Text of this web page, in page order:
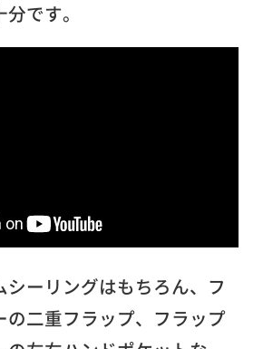
です。
ーリングはもちろん、フ
の二重フラップ、フラップ